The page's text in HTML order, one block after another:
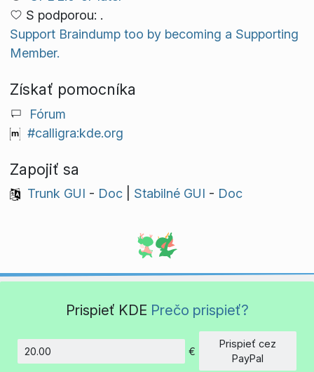
S podporou: .
Support Braindump too by becoming a Supporting
Member.
Získať pomocníka
Fórum
#calligra:kde.org
Zapojiť sa
Trunk GUI - Doc| Stabilné GUI - Doc
Prispieť KDE Prečo prispieť?
Množstvo
€
Prispieť cez
PayPal